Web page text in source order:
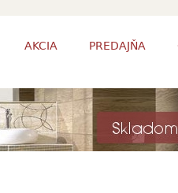
AKCIA PREDAJŇA